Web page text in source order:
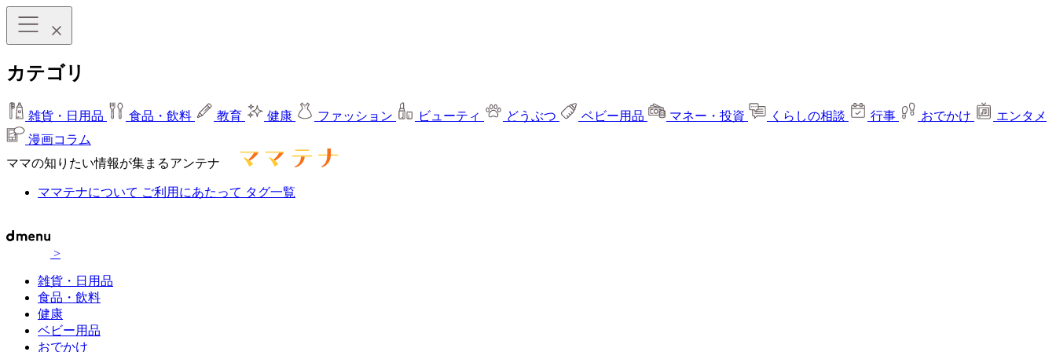
カテゴリ
雑貨・日用品 食品・飲料 教育 健康 ファッション ビューティ どうぶつ ベビー用品 マネー・投資 くらしの相談 行事 おでかけ
エンタメ
漫画コラム
ママの知りたい情報が集まるアンテナ
ママテナについて ご利用にあたって タグ一覧
>
雑貨・日用品
食品・飲料
健康
ベビー用品
おでかけ